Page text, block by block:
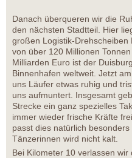
Danach überqueren wir die
den nächsten Stadtteil. Hier
großen Logistik-Drehscheiben
von über 120 Millionen
Milliarden Euro ist der
Binnenhafen weltweit. Jetzt
uns Läufer etwas ruhig und
uns aufmuntert. Insgesamt
Strecke ein ganz spezielles
immer wieder frische Kräfte
passt dies natürlich
Tänzerinnen wird nicht kalt.
Bei Kilometer 10 verlassen